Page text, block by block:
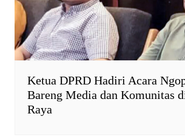
Ketua DPRD Hadiri Acara
Bareng Media dan Komunitas
Raya